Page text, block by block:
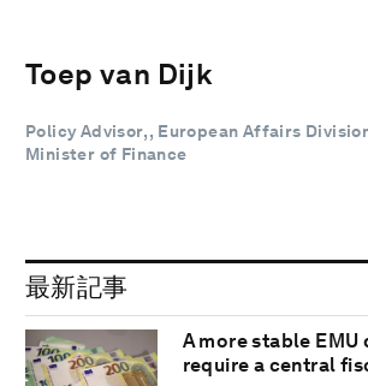
Toep van Dijk
Policy Advisor, , European Affairs
Minister of Finance
最新記事
A more stable EMU
require a central